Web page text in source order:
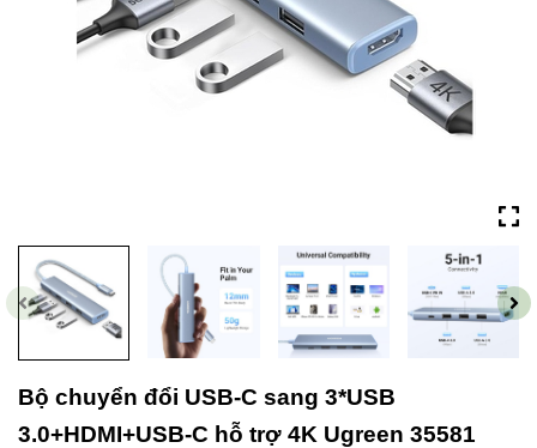
Bộ chuyển đổi USB-C sang 3*USB
3.0+HDMI+USB-C hỗ trợ 4K Ugreen 35581